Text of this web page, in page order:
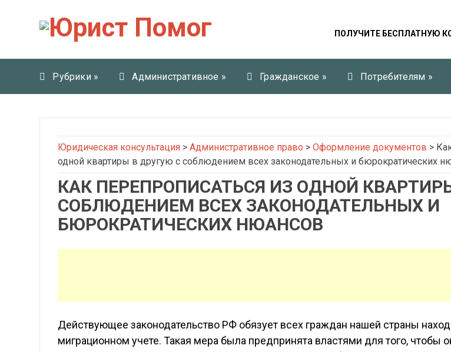
ПОЛУЧИТЕ БЕСПЛАТНУЮ
Рубрики » Административное » Гражданское » Потребителям »
Юридическая консультация >Административное право >Оформление документов >
одной квартиры в другую с соблюдением всех законодательных и бюрократических
КАК ПЕРЕПРОПИСАТЬСЯ ИЗ ОДНОЙ
СОБЛЮДЕНИЕМ ВСЕХ ЗАКОНОДАТЕЛЬНЫХ И
БЮРОКРАТИЧЕСКИХ НЮАНСОВ
Действующее законодательство РФ обязует всех граждан нашей страны
миграционном учете. Такая мера была предпринята властями для того, чтобы